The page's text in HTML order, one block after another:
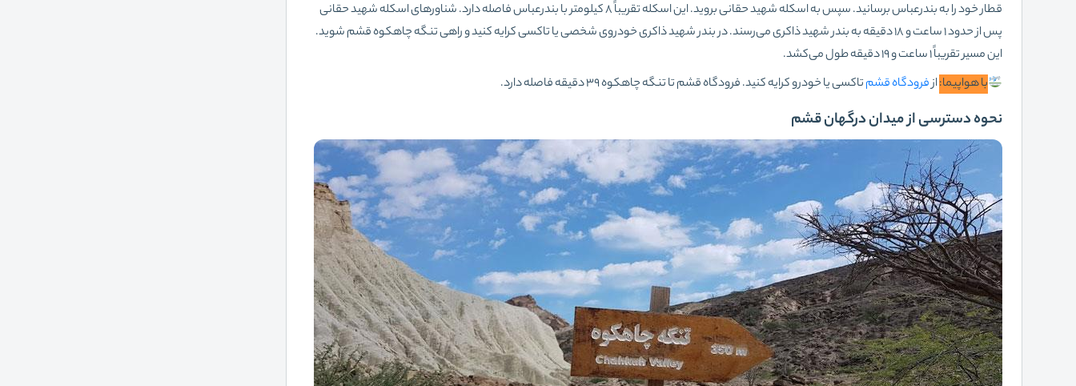
قطار خود را به بندرعباس برسانید. سپس به اسکله شهید حقانی بروید. این اسکله تقریباً ۸ کیلومتر با بندرعباس فاصله دارد. شناورهای اسکله شهید حقانی
پس از حدود 1 ساعت و ۱۸ دقیقه به بندر شهید ذاکری می‌رسند. در بندر شهید ذاکری خودروی شخصی یا تاکسی کرایه کنید و راهی تنگه چاهکوه قشم شوید.
این مسیر تقریباً 1 ساعت و ۱۹ دقیقه طول می‌کشد.
با هواپیما:ازفرودگاه قشمتاکسی یا خودرو کرایه کنید. فرودگاه قشم تا تنگه چاهکوه ۳۹ دقیقه فاصله دارد.
نحوه دسترسی از میدان درگهان قشم